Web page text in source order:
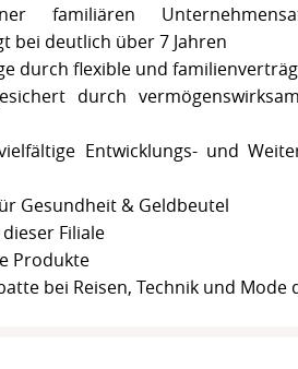
familiären
bei deutlich über 7 Jahren
durch flexible und
durch
Entwicklungs- und
Gesundheit & Geldbeutel
Filiale
Produkte
bei Reisen, Technik und